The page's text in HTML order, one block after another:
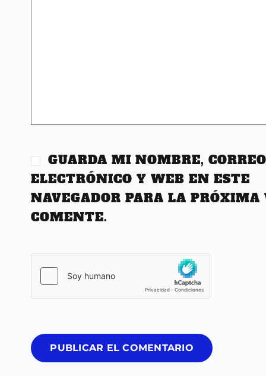
GUARDA MI NOMBRE, CORREO
ELECTRÓNICO Y WEB EN ESTE
NAVEGADOR PARA LA PRÓXIMA
COMENTE.
PUBLICAR EL COMENTARIO